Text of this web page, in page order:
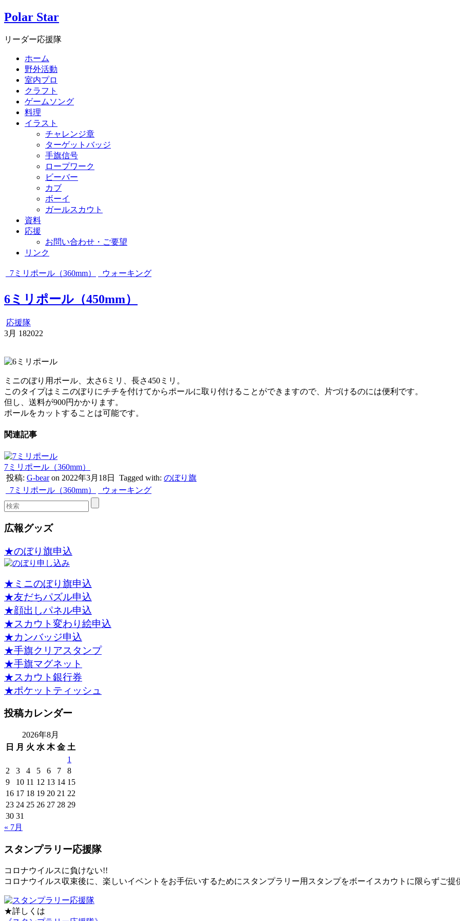
Polar Star
リーダー応援隊
ホーム
野外活動
室内プロ
クラフト
ゲームソング
料理
イラスト
チャレンジ章
ターゲットバッジ
手旗信号
ロープワーク
ビーバー
カブ
ボーイ
ガールスカウト
資料
応援
お問い合わせ・ご要望
リンク
7ミリポール（360mm） ウォーキング
6ミリポール（450mm）
応援隊
3月 182022
ミニのぼり用ポール、太さ6ミリ、長さ450ミリ。
このタイプはミニのぼりにチチを付けてからポールに取り付けることができますので、片づけるのには便利です。
但し、送料が900円かかります。
ポールをカットすることは可能です。
関連記事
7ミリポール（360mm）
投稿: G-bearon 2022年3月18日 Tagged with: のぼり旗
7ミリポール（360mm）
ウォーキング
広報グッズ
★のぼり旗申込
★ミニのぼり旗申込
★友だちパズル申込
★顔出しパネル申込
★スカウト変わり絵申込
★カンバッジ申込
★手旗クリアスタンプ
★手旗マグネット
★スカウト銀行券
★ポケットティッシュ
投稿カレンダー
2026年8月
日
月 火 水 木 金 土
1
2
3 4 5 6 7
8
9
10 11 12 13 14 15
16 17 18 19 20 21 22
23 24 25 26 27 28 29
30 31
« 7月
スタンプラリー応援隊
コロナウイルスに負けない!!
コロナウイルス収束後に、楽しいイベントをお手伝いするためにスタンプラリー用スタンプをボーイスカウトに限らずご提
★詳しくは